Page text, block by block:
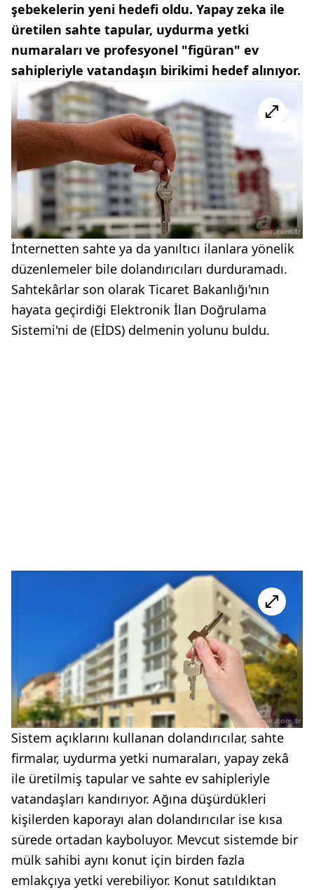
şebekelerin yeni hedefi oldu. Yapay zeka ile
üretilen sahte tapular, uydurma yetki
numaraları ve profesyonel "figüran" ev
sahipleriyle vatandaşın birikimi hedef alınıyor.
İnternetten sahte ya da yanıltıcı ilanlara yönelik
düzenlemeler bile dolandırıcıları durduramadı.
Sahtekârlar son olarak Ticaret Bakanlığı'nın
hayata geçirdiği Elektronik İlan Doğrulama
Sistemi'ni de (EİDS) delmenin yolunu buldu.
Sistem açıklarını kullanan dolandırıcılar, sahte
firmalar, uydurma yetki numaraları, yapay zekâ
ile üretilmiş tapular ve sahte ev sahipleriyle
vatandaşları kandırıyor. Ağına düşürdükleri
kişilerden kaporayı alan dolandırıcılar ise kısa
sürede ortadan kayboluyor. Mevcut sistemde bir
mülk sahibi aynı konut için birden fazla
emlakçıya yetki verebiliyor. Konut satıldıktan